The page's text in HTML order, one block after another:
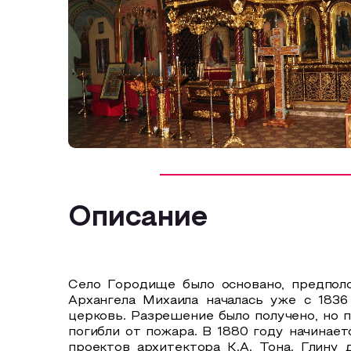
Описание
Село Городище было основано,
Архангела Михаила началась уже с
церковь. Разрешение было получено, но
погибли от пожара. В 1880 году
проектов архитектора К.А. Тона. Глину